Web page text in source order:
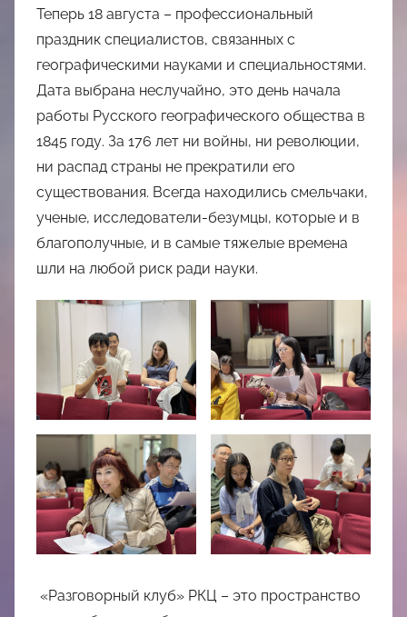
Теперь 18 августа – профессиональный
праздник специалистов, связанных с
географическими науками и специальностями.
Дата выбрана неслучайно, это день начала
работы Русского географического общества в
1845 году. За 176 лет ни войны, ни революции,
ни распад страны не прекратили его
существования. Всегда находились смельчаки,
ученые, исследователи-безумцы, которые и в
благополучные, и в самые тяжелые времена
шли на любой риск ради науки.
«Разговорный клуб» РКЦ – это пространство